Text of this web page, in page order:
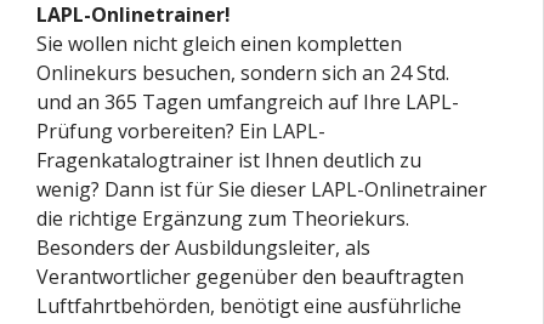
LAPL-Onlinetrainer!
Sie wollen nicht gleich einen kompletten
Onlinekurs besuchen, sondern sich an 24 Std.
und an 365 Tagen umfangreich auf Ihre LAPL-
Prüfung vorbereiten? Ein LAPL-
Fragenkatalogtrainer ist Ihnen deutlich zu
wenig? Dann ist für Sie dieser LAPL-Onlinetrainer
die richtige Ergänzung zum Theoriekurs.
Besonders der Ausbildungsleiter, als
Verantwortlicher gegenüber den beauftragten
Luftfahrtbehörden, benötigt eine ausführliche